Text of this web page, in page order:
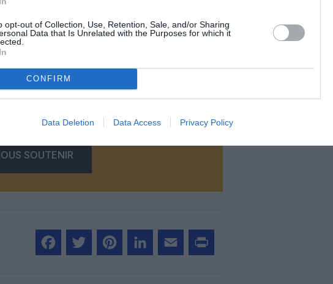
opt-out of Collection, Use, Retention, Sale, and/or Sharing
Data that Is Unrelated with the Purposes for which it
CONFIRM
Data Deletion Data Access Privacy Policy
Exupéry ©Vinci Airports
apprécié l’article ?
SOUTENIR